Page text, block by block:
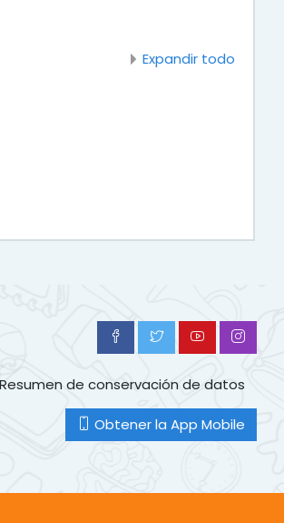
Expandir todo
de conservación de datos
Obtener la App Mobile